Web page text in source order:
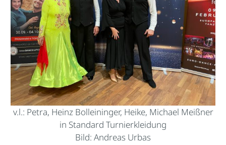
v.l.: Petra, Heinz Bolleininger, Heike, Michael Meißner
in Standard Turnierkleidung
Bild: Andreas Urbas